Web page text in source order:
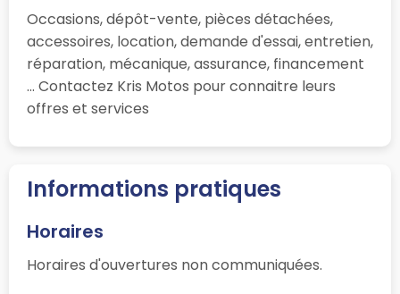
Occasions, dépôt-vente, pièces détachées,
accessoires, location, demande d'essai, entretien,
réparation, mécanique, assurance, financement
... Contactez Kris Motos pour connaitre leurs
offres et services
Informations pratiques
Horaires
Horaires d'ouvertures non communiquées.